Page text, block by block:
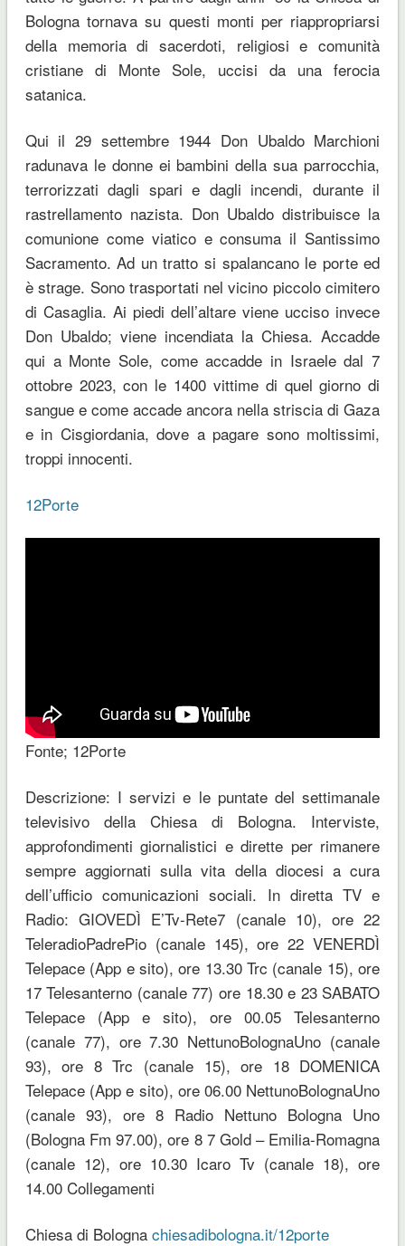
Bologna tornava su questi monti per riappropriarsi
della memoria di sacerdoti, religiosi e comunità
cristiane di Monte Sole, uccisi da una ferocia
satanica.
Qui il 29 settembre 1944 Don Ubaldo Marchioni
radunava le donne ei bambini della sua parrocchia,
terrorizzati dagli spari e dagli incendi, durante il
rastrellamento nazista. Don Ubaldo distribuisce la
comunione come viatico e consuma il Santissimo
Sacramento. Ad un tratto si spalancano le porte ed
è strage. Sono trasportati nel vicino piccolo cimitero
di Casaglia. Ai piedi dell’altare viene ucciso invece
Don Ubaldo; viene incendiata la Chiesa. Accadde
qui a Monte Sole, come accadde in Israele dal 7
ottobre 2023, con le 1400 vittime di quel giorno di
sangue e come accade ancora nella striscia di Gaza
e in Cisgiordania, dove a pagare sono moltissimi,
troppi innocenti.
12Porte
Fonte; 12Porte
Descrizione: I servizi e le puntate del settimanale
televisivo della Chiesa di Bologna. Interviste,
approfondimenti giornalistici e dirette per rimanere
sempre aggiornati sulla vita della diocesi a cura
dell’ufficio comunicazioni sociali. In diretta TV e
Radio: GIOVEDÌ E’Tv-Rete7 (canale 10), ore 22
TeleradioPadrePio (canale 145), ore 22 VENERDÌ
Telepace (App e sito), ore 13.30 Trc (canale 15), ore
17 Telesanterno (canale 77) ore 18.30 e 23 SABATO
Telepace (App e sito), ore 00.05 Telesanterno
(canale 77), ore 7.30 NettunoBolognaUno (canale
93), ore 8 Trc (canale 15), ore 18 DOMENICA
Telepace (App e sito), ore 06.00 NettunoBolognaUno
(canale 93), ore 8 Radio Nettuno Bologna Uno
(Bologna Fm 97.00), ore 8 7 Gold – Emilia-Romagna
(canale 12), ore 10.30 Icaro Tv (canale 18), ore
14.00 Collegamenti
Chiesa di Bologna chiesadibologna.it/12porte